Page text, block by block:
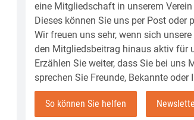
eine Mitgliedschaft in unserem
Dieses können Sie uns per Post oder
Wir freuen uns sehr, wenn sich
den Mitgliedsbeitrag hinaus aktiv für
Erzählen Sie weiter, dass Sie bei uns
sprechen Sie Freunde, Bekannte oder
So können Sie helfen